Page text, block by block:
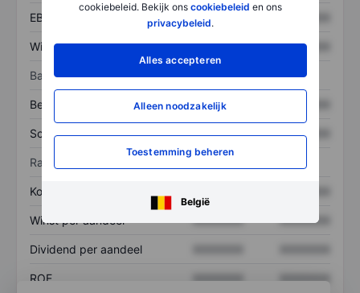
cookiebeleid. Bekijk ons cookiebeleid en ons
privacybeleid.
Alles accepteren
Alleen noodzakelijk
Toestemming beheren
België
EBITDA XXXXXXX
Winst XXXXXXX XXXXXXX
Balans
Bezittingen XXXXXXX
Schulden XXXXXXX XXXXXXX
Ratio's
Koers/omzetratio
Winst per aandeel XXXXXXX XXXXXXX
Dividend per aandeel
ROE XXXXXXX
XXXXXXX